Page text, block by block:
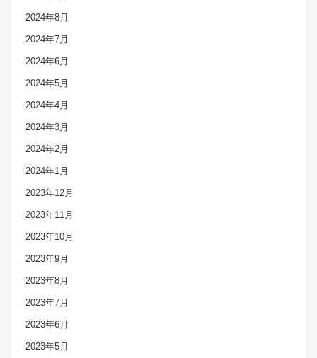
2024年8月
2024年7月
2024年6月
2024年5月
2024年4月
2024年3月
2024年2月
2024年1月
2023年12月
2023年11月
2023年10月
2023年9月
2023年8月
2023年7月
2023年6月
2023年5月